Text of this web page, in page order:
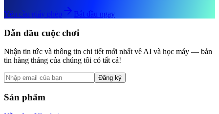
Yêu cầu giấy phép Bắt đầu ngay
Dẫn đầu cuộc chơi
Nhận tin tức và thông tin chi tiết mới nhất về AI và học máy — bản
tin hàng tháng của chúng tôi có tất cả!
Đăng ký
Sản phẩm